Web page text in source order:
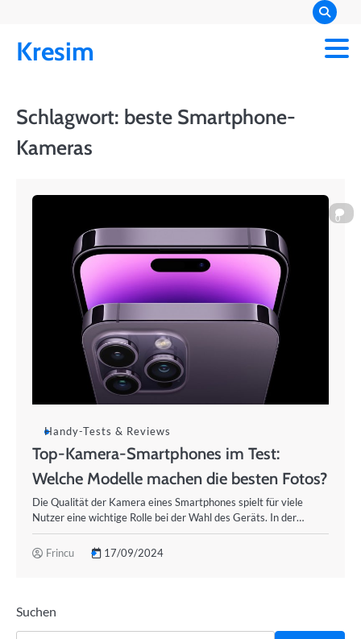
content
Kresim
Schlagwort: beste Smartphone-
Kameras
0
Handy-Tests & Reviews
Top-Kamera-Smartphones im Test:
Welche Modelle machen die besten Fotos?
Die Qualität der Kamera eines Smartphones spielt für viele
Nutzer eine wichtige Rolle bei der Wahl des Geräts. In der…
Frincu 17/09/2024
Suchen